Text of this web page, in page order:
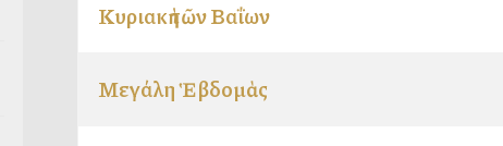
Κυριακὴ τῶν Βαΐων
Μεγάλη Ἑβδομὰς